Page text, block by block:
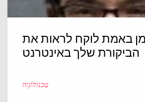
באמת לוקח לראות את
הביקורת שלך באינטרנט
טֶכנוֹלוֹגִיָה